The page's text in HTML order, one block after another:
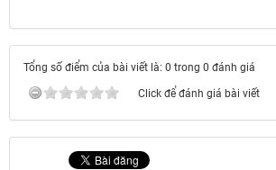
Tổng số điểm của bài viết là: 0 trong 0 đánh giá
Click để đánh giá bài viết